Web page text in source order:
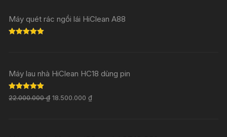
Máy quét rác ngồi lái HiClean A88
Máy lau nhà HiClean HC18 dùng pin
Rated5.00
out of 5
22.000.000₫ 18.500.000₫